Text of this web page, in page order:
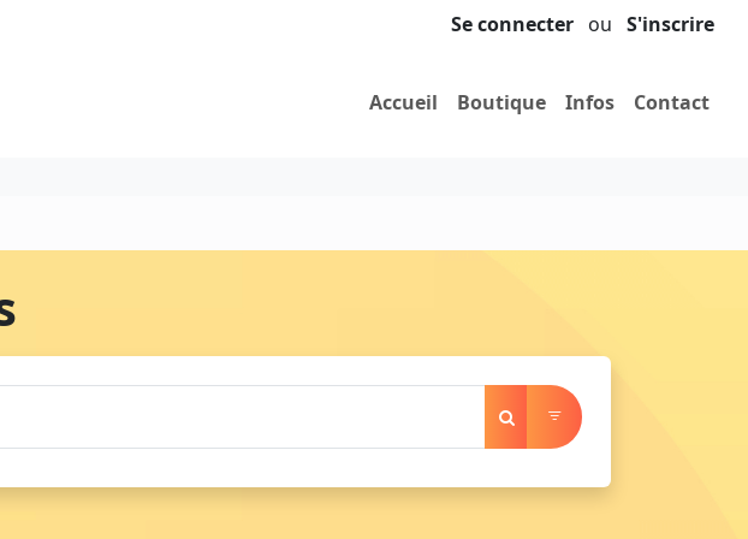
Se connecter ou S'inscrire
Accueil Boutique Infos Contact